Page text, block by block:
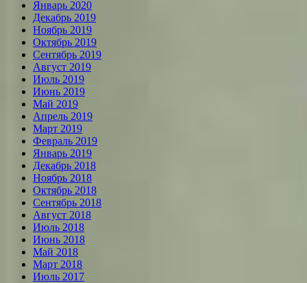
Январь 2020
Декабрь 2019
Ноябрь 2019
Октябрь 2019
Сентябрь 2019
Август 2019
Июль 2019
Июнь 2019
Май 2019
Апрель 2019
Март 2019
Февраль 2019
Январь 2019
Декабрь 2018
Ноябрь 2018
Октябрь 2018
Сентябрь 2018
Август 2018
Июль 2018
Июнь 2018
Май 2018
Март 2018
Июль 2017